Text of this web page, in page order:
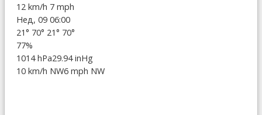
12 km/h 7 mph
Нед, 09 06:00
21° 70° 21° 70°
77%
1014 hPa29.94 inHg
10 km/h NW6 mph NW